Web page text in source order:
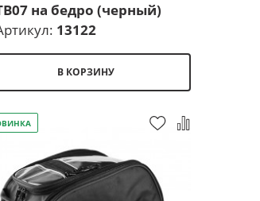
на бедро (черный)
13122
В КОРЗИНУ